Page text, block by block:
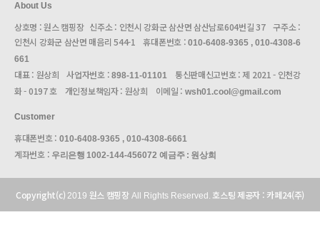
About Us
상호명 : 원스 캠핑장 신주소 : 인천시 강화군 삼산면 삼산남로604번길 37 구주소 :
인천시 강화군 삼산면 매음리 544-1 휴대폰번호 :010-6408-9365 , 010-4308-6
661
대표 : 원상희 사업자번호 : 898-11-01101
통신판매신고번호 : 제 2021 - 인천강
화 - 0197 호 개인정보책임자 : 원상희 이메일 : wsh01.cool@gmail.com
Customer
휴대폰번호 : 010-6408-9365 , 010-4308-6661
계좌번호 : 우리은행 1002-144-456072 예금주 : 원상희
Copyright(c) 2019 원스 캠핑장 All Rights Reserved. 호스팅 제공자 : 카페24(주)